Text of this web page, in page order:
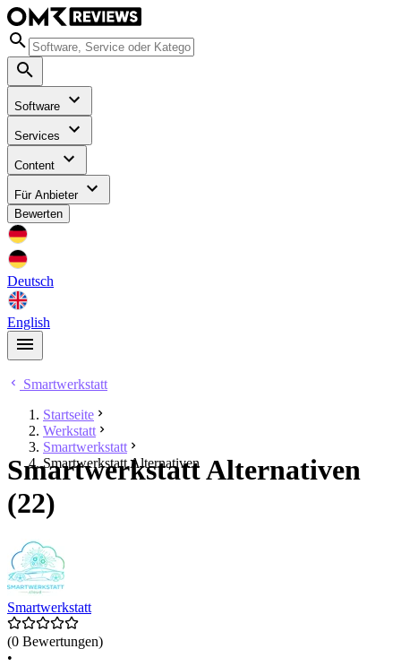
Software
Services
Content
Für Anbieter
Bewerten
Deutsch
English
Smartwerkstatt
Startseite
Werkstatt
Smartwerkstatt
Smartwerkstatt Alternativen
Smartwerkstatt Alternativen
(22)
Smartwerkstatt
(0 Bewertungen)
•